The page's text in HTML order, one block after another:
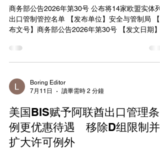
Limited主动披露后启动调查，该公司全程配合
HMRC调查并采取了相应补救措施。该案例
商务部公告2026年第30号 公布将14家欧盟实体列
出口管制管控名单 【发布单位】安全与管制局 【
布文号】商务部公告2026年第30号 【发文日期】
法》和《中华人民共和国两用物项出口管制条例》
等法律法规有关规定，为维护国家安全和利益，履
盟实体列入出口管制管控名单（见附件），并采取
以下措施： 一、禁止出口经营者向上述14家实体
民共和国的两用物项转移或提供给上述14家实体；
正在开展的相关活动应当立即停止。 二、特殊情
下确需出口的，出口经营者应当向商务部提出申
请。 本公告自公布之日起正式实施。 附件：出口
Boring Editor
7月11日
讀畢需時 2 分鐘
美国BIS赋予阿联酋出口管理条
例更优惠待遇 移除D组限制并
扩大许可例外